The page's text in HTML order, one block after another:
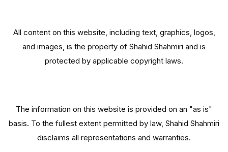
All content on this website, including text, graphics, logos,
and images, is the property of Shahid Shahmiri and is
protected by applicable copyright laws.
The information on this website is provided on an "as is"
basis. To the fullest extent permitted by law, Shahid Shahmiri
disclaims all representations and warranties.